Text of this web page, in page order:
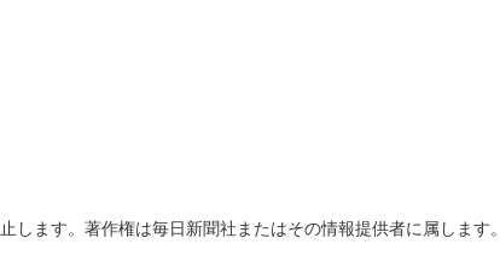
ます。著作権は毎日新聞社またはその情報提供者に属します。